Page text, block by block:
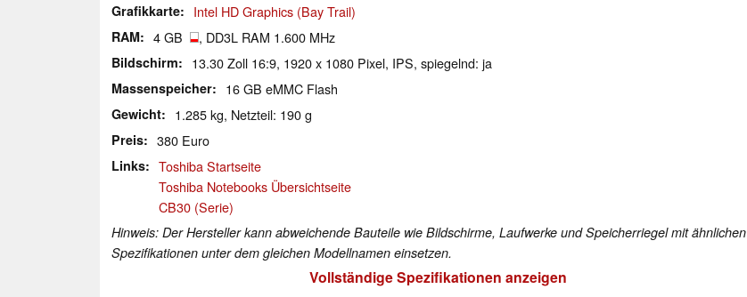
Grafikkarte Intel HD Graphics (Bay Trail)
RAM 4 GB , DD3L RAM 1.600 MHz
Bildschirm 13.30 Zoll 16:9, 1920 x 1080 Pixel, IPS, spiegelnd: ja
Massenspeicher 16 GB eMMC Flash
Gewicht 1.285 kg, Netzteil: 190 g
Preis 380 Euro
Links
Toshiba Startseite
Toshiba Notebooks Übersichtseite
CB30 (Serie)
Hinweis: Der Hersteller kann abweichende Bauteile wie Bildschirme, Laufwerke und Speicherriegel mit ähnlichen
Spezifikationen unter dem gleichen Modellnamen einsetzen.
Vollständige Spezifikationen anzeigen